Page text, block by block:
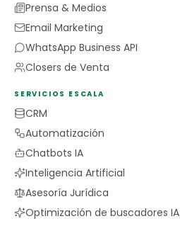
Prensa & Medios
Email Marketing
WhatsApp Business API
Closers de Venta
SERVICIOS ESCALA
CRM
Automatización
Chatbots IA
Inteligencia Artificial
Asesoría Jurídica
Optimización de buscadores IA